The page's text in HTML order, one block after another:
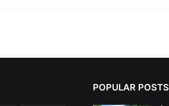
POPULAR POSTS